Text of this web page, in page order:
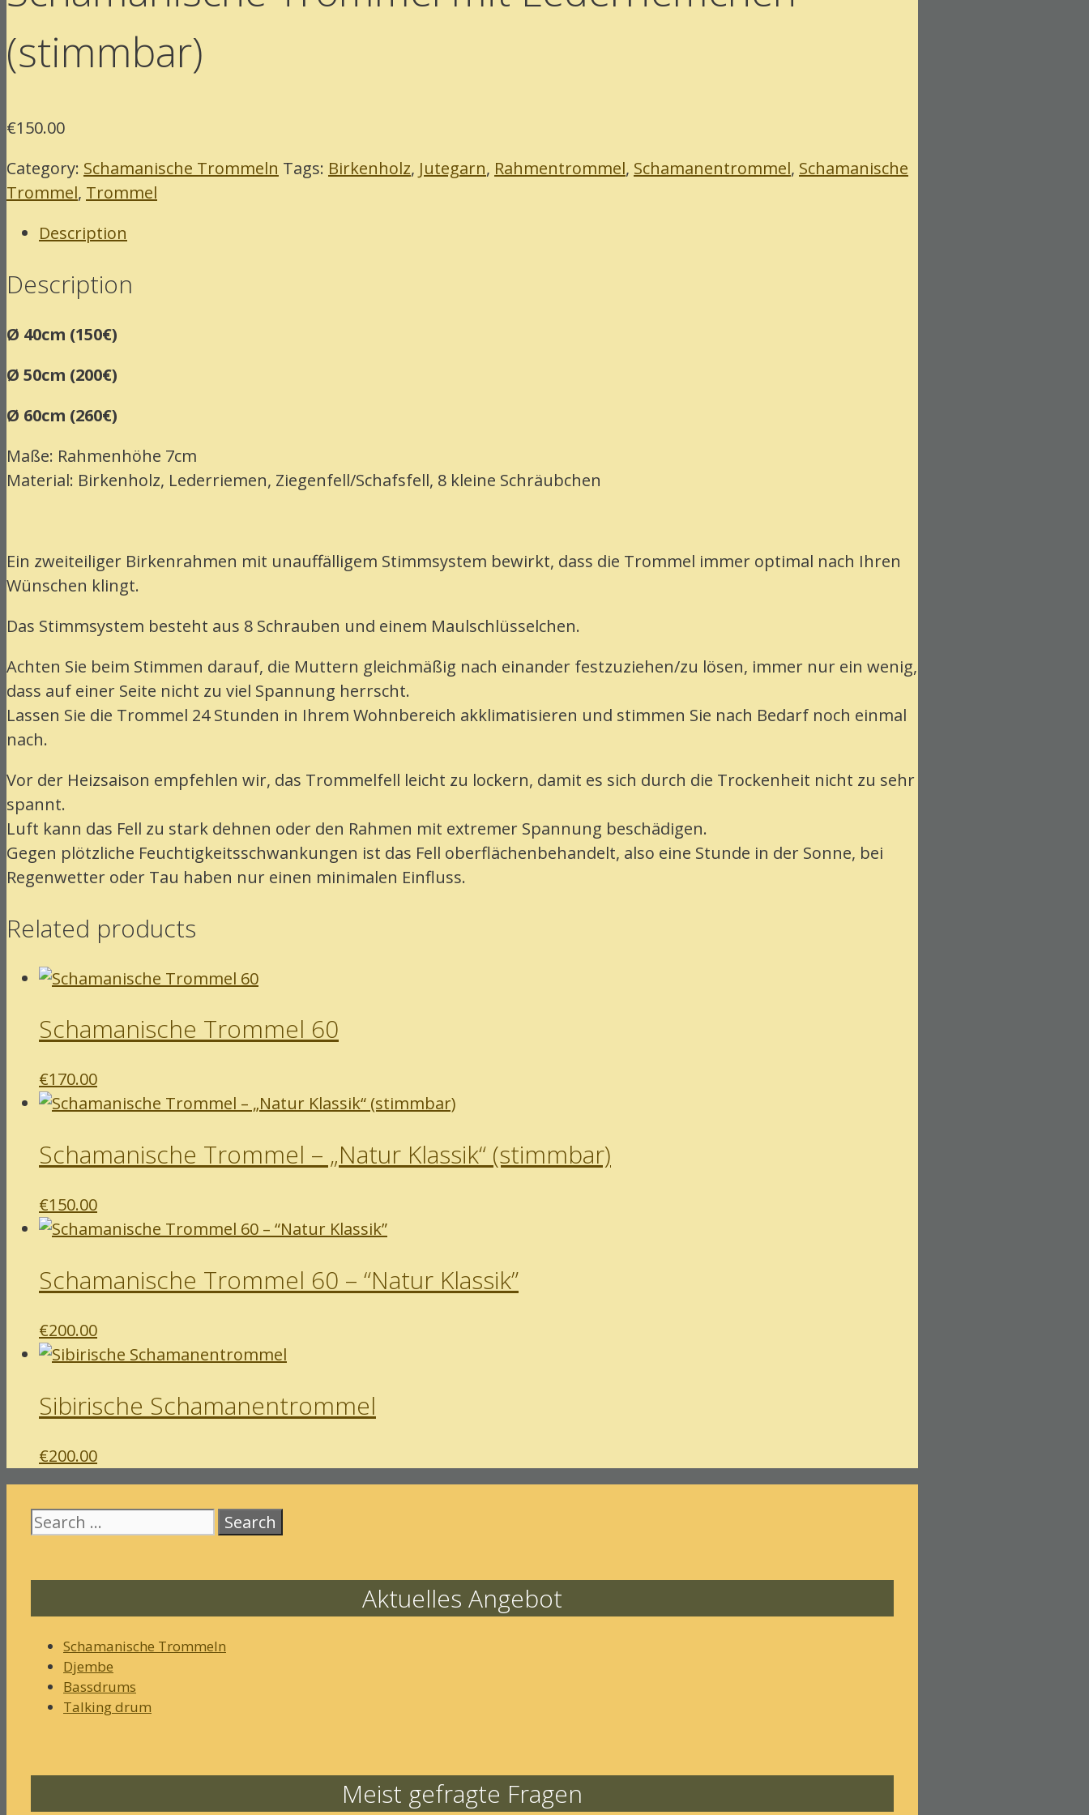
(stimmbar)
€150.00
Category: Schamanische Trommeln Tags: Birkenholz, Jutegarn, Rahmentrommel, Schamanentrommel, Schamanische
Trommel, Trommel
Description
Description
Ø 40cm (150€)
Ø 50cm (200€)
Ø 60cm (260€)
Maße: Rahmenhöhe 7cm
Material: Birkenholz, Lederriemen, Ziegenfell/Schafsfell, 8 kleine Schräubchen
Ein zweiteiliger Birkenrahmen mit unauffälligem Stimmsystem bewirkt, dass die Trommel immer optimal nach Ihren
Wünschen klingt.
Das Stimmsystem besteht aus 8 Schrauben und einem Maulschlüsselchen.
Achten Sie beim Stimmen darauf, die Muttern gleichmäßig nach einander festzuziehen/zu lösen, immer nur ein wenig,
dass auf einer Seite nicht zu viel Spannung herrscht.
Lassen Sie die Trommel 24 Stunden in Ihrem Wohnbereich akklimatisieren und stimmen Sie nach Bedarf noch einmal
nach.
Vor der Heizsaison empfehlen wir, das Trommelfell leicht zu lockern, damit es sich durch die Trockenheit nicht zu sehr
spannt.
Luft kann das Fell zu stark dehnen oder den Rahmen mit extremer Spannung beschädigen.
Gegen plötzliche Feuchtigkeitsschwankungen ist das Fell oberflächenbehandelt, also eine Stunde in der Sonne, bei
Regenwetter oder Tau haben nur einen minimalen Einfluss.
Related products
Schamanische Trommel 60
€170.00
Schamanische Trommel – „Natur Klassik“ (stimmbar)
€150.00
Schamanische Trommel 60 – “Natur Klassik”
€200.00
Sibirische Schamanentrommel
€200.00
Search
for:
Aktuelles Angebot
Schamanische Trommeln
Djembe
Bassdrums
Talking drum
Meist gefragte Fragen